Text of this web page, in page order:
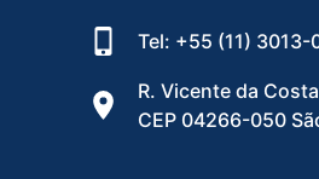
Tel: +55 (11) 3013-
R. Vicente da
CEP 04266-050